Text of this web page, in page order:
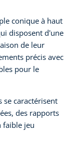
conique à haut
disposent d'une
de leur
précis avec
pour le
se caractérisent
des rapports
faible jeu